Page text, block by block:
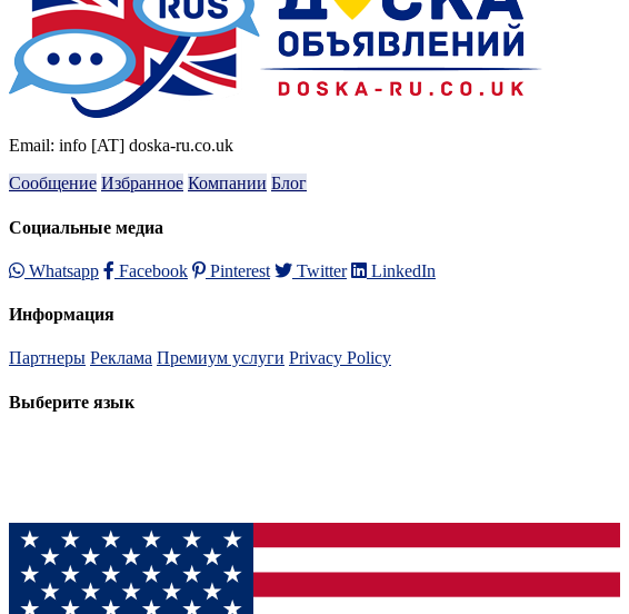
Email: info [AT] doska-ru.co.uk
Сообщение Избранное Компании Блог
Социальные медиа
Whatsapp Facebook Pinterest Twitter LinkedIn
Информация
Партнеры Реклама Премиум услуги Privacy Policy
Выберите язык